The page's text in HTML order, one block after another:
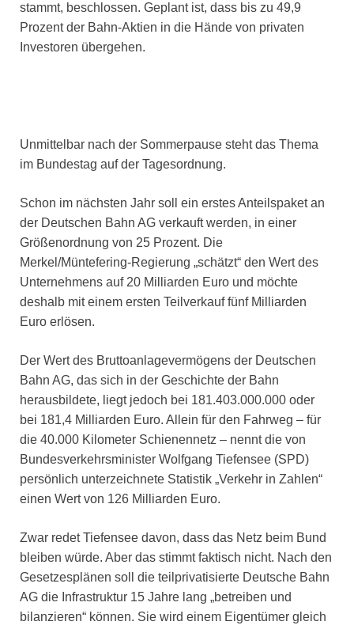
stammt, beschlossen. Geplant ist, dass bis zu 49,9
Prozent der Bahn-Aktien in die Hände von privaten
Investoren übergehen.
Unmittelbar nach der Sommerpause steht das Thema
im Bundestag auf der Tagesordnung.
Schon im nächsten Jahr soll ein erstes Anteilspaket an
der Deutschen Bahn AG verkauft werden, in einer
Größenordnung von 25 Prozent. Die
Merkel/Müntefering-Regierung „schätzt“ den Wert des
Unternehmens auf 20 Milliarden Euro und möchte
deshalb mit einem ersten Teilverkauf fünf Milliarden
Euro erlösen.
Der Wert des Bruttoanlagevermögens der Deutschen
Bahn AG, das sich in der Geschichte der Bahn
herausbildete, liegt jedoch bei 181.403.000.000 oder
bei 181,4 Milliarden Euro. Allein für den Fahrweg – für
die 40.000 Kilometer Schienennetz – nennt die von
Bundesverkehrsminister Wolfgang Tiefensee (SPD)
persönlich unterzeichnete Statistik „Verkehr in Zahlen“
einen Wert von 126 Milliarden Euro.
Zwar redet Tiefensee davon, dass das Netz beim Bund
bleiben würde. Aber das stimmt faktisch nicht. Nach den
Gesetzesplänen soll die teilprivatisierte Deutsche Bahn
AG die Infrastruktur 15 Jahre lang „betreiben und
bilanzieren“ können. Sie wird einem Eigentümer gleich